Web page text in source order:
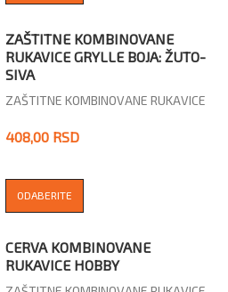
ZAŠTITNE KOMBINOVANE
RUKAVICE GRYLLE BOJA: ŽUTO-
SIVA
ZAŠTITNE KOMBINOVANE RUKAVICE
408,00 RSD
ODABERITE
CERVA KOMBINOVANE
RUKAVICE HOBBY